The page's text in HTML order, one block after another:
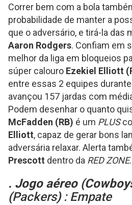
Correr bem com a bola
probabilidade de manter a
que o adversário, e tirá-la das
Aaron Rodgers. Confiam em
melhor da liga em bloqueios
súper calouro Ezekiel Elliott
entre essas 2 equipes
avançou 157 jardas com
Podem desenhar o quanto
McFadden (RB) é um PLUS
Elliott, capaz de gerar bons
adversária relaxar. Alerta
Prescott dentro da RED ZONE.
. Jogo aéreo
(Packers): Empate